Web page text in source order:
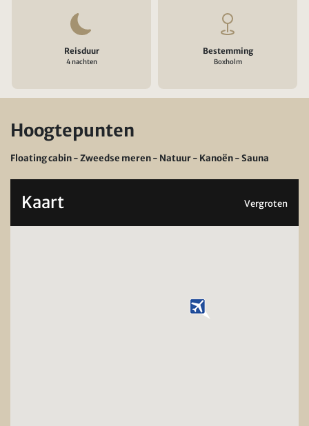
Reisduur
4 nachten
Bestemming
Boxholm
Hoogtepunten
Floating cabin - Zweedse meren - Natuur - Kanoën - Sauna
Kaart Vergroten